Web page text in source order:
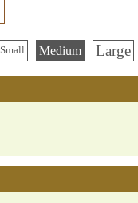
Small Medium Large